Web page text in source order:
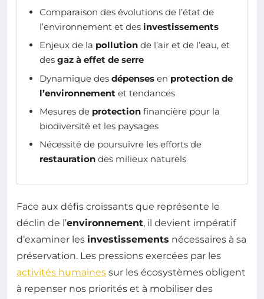
Comparaison des évolutions de l’état de
l’environnement et des investissements
Enjeux de la pollution de l’air et de l’eau, et
des gaz à effet de serre
Dynamique des dépenses en protection de
l’environnement et tendances
Mesures de protection financière pour la
biodiversité et les paysages
Nécessité de poursuivre les efforts de
restauration des milieux naturels
Face aux défis croissants que représente le
déclin de l’environnement, il devient impératif
d’examiner les investissements nécessaires à sa
préservation. Les pressions exercées par les
activités humaines sur les écosystèmes obligent
à repenser nos priorités et à mobiliser des